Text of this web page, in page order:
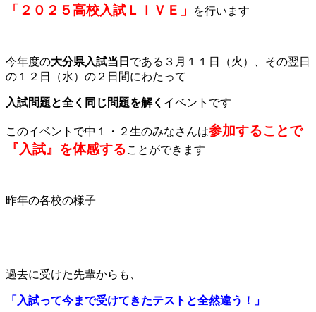
「２０２５高校入試ＬＩＶＥ」 を行います
今年度の大分県入試当日 である３月１１日（火）、その翌日
の１２日（水）の２日間にわたって
入試問題と全く同じ問題を解く イベントです
このイベントで中１・２生のみなさんは参加することで
『入試』を体感することができます
昨年の各校の様子
過去に受けた先輩からも、
「入試って今まで受けてきたテストと全然違う！」